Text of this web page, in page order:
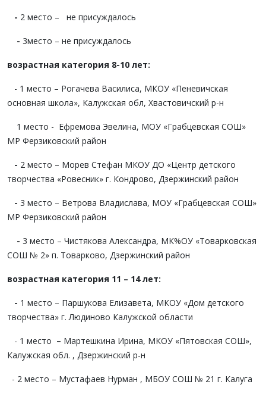
- 2 место – не присуждалось
- 3место – не присуждалось
возрастная категория 8-10 лет:
- 1 место – Рогачева Василиса, МКОУ «Пеневичская
основная школа», Калужская обл, Хвастовичский р-н
1 место - Ефремова Эвелина, МОУ «Грабцевская СОШ»
МР Ферзиковский район
- 2 место – Морев Стефан МКОУ ДО «Центр детского
творчества «Ровесник» г. Кондрово, Дзержинский район
- 3 место – Ветрова Владислава, МОУ «Грабцевская СОШ»
МР Ферзиковский район
- 3 место – Чистякова Александра, МК%ОУ «Товарковская
СОШ № 2» п. Товарково, Дзержинский район
возрастная категория 11 – 14 лет:
- 1 место – Паршукова Елизавета, МКОУ «Дом детского
творчества» г. Людиново Калужской области
- 1 место – Мартешкина Ирина, МКОУ «Пятовская СОШ»,
Калужская обл. , Дзержинский р-н
- 2 место – Мустафаев Нурман , МБОУ СОШ № 21 г. Калуга